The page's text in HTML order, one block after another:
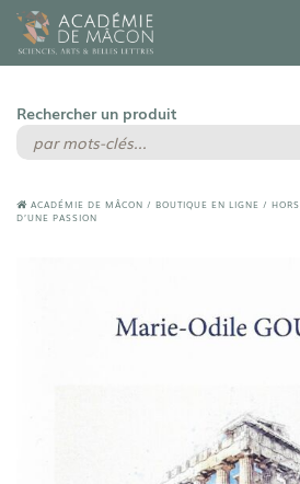
ACADÉMIE DE MÂCON / BOUTIQUE EN LIGNE /
D’UNE PASSION